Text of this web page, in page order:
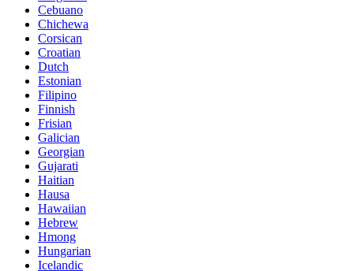
Cebuano
Chichewa
Corsican
Croatian
Dutch
Estonian
Filipino
Finnish
Frisian
Galician
Georgian
Gujarati
Haitian
Hausa
Hawaiian
Hebrew
Hmong
Hungarian
Icelandic